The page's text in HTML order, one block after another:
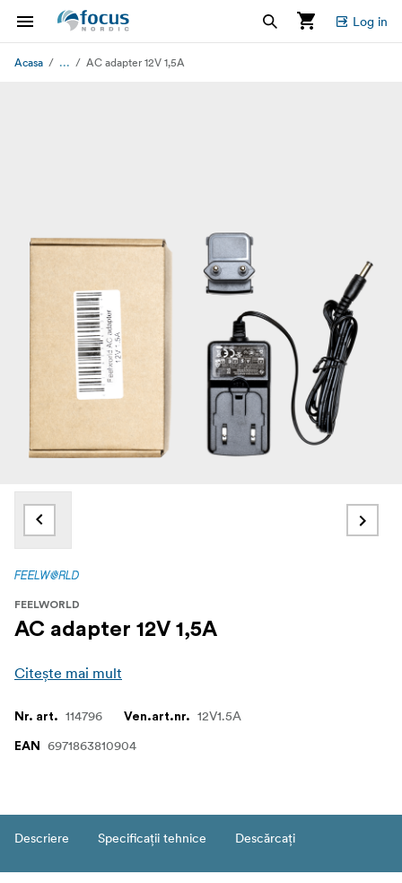
Log in
Acasa ... AC adapter 12V 1,5A
FEELWORLD
AC adapter 12V 1,5A
Citește mai mult
Nr. art. 114796 Ven.art.nr. 12V1.5A
EAN 6971863810904
Descriere Specificații tehnice Descărcați